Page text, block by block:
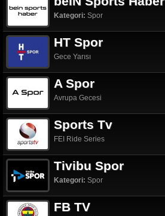
Kategori: Spor
HT Spor
Gece Yarısı
A Spor
Avrupa Gecesi
Sports Tv
FEI Ride Series
Tivibu Spor
Kategori: Spor
FB TV